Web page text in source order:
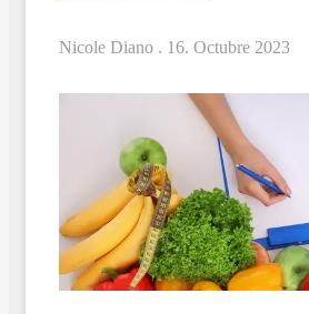
Nicole Diano . 16. Octubre 2023